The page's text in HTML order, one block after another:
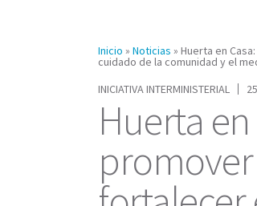
Inicio » Noticias » Huerta en
cuidado de la comunidad y el
INICIATIVA INTERMINISTERIAL
Huerta